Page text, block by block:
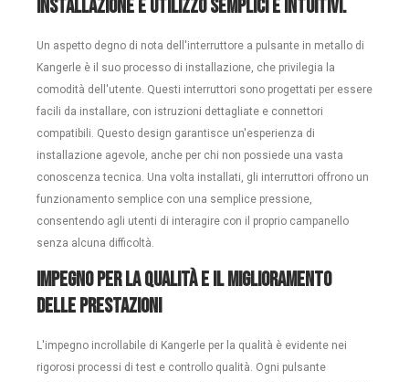
Installazione e utilizzo semplici e intuitivi.
Un aspetto degno di nota dell'interruttore a pulsante in metallo di
Kangerle è il suo processo di installazione, che privilegia la
comodità dell'utente. Questi interruttori sono progettati per essere
facili da installare, con istruzioni dettagliate e connettori
compatibili. Questo design garantisce un'esperienza di
installazione agevole, anche per chi non possiede una vasta
conoscenza tecnica. Una volta installati, gli interruttori offrono un
funzionamento semplice con una semplice pressione,
consentendo agli utenti di interagire con il proprio campanello
senza alcuna difficoltà.
Impegno per la qualità e il miglioramento
delle prestazioni
L'impegno incrollabile di Kangerle per la qualità è evidente nei
rigorosi processi di test e controllo qualità. Ogni pulsante